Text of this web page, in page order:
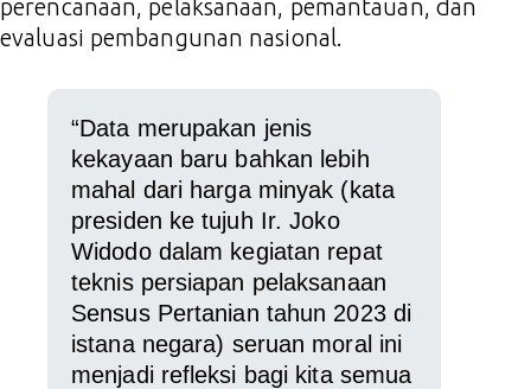
perencanaan, pelaksanaan, pemantauan, dan
evaluasi pembangunan nasional.
“Data merupakan jenis
kekayaan baru bahkan lebih
mahal dari harga minyak (kata
presiden ke tujuh Ir. Joko
Widodo dalam kegiatan repat
teknis persiapan pelaksanaan
Sensus Pertanian tahun 2023 di
istana negara) seruan moral ini
menjadi refleksi bagi kita semua